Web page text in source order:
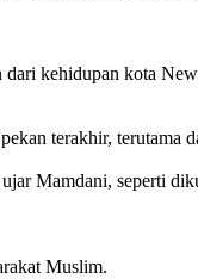
kehidupan kota
terakhir, terutama
Mamdani, seperti
Muslim.